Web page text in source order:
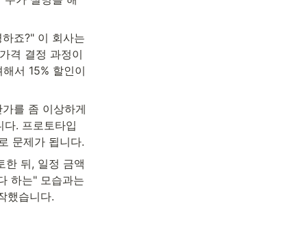
죠?" 이 회사는
격 결정 과정이
서 15% 할인이
를 좀 이상하게
. 프로토타입
문제가 됩니다.
한 뒤, 일정 금액
하는" 모습과는
했습니다.